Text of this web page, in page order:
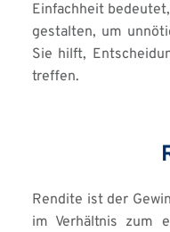
Einfachheit
gestalten, um
Sie hilft,
treffen.
Rendite ist der
im Verhältnis zum